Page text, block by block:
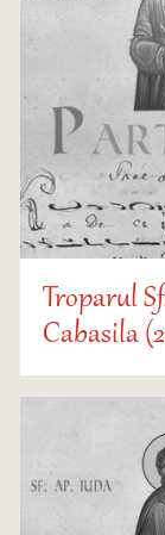
Troparul
Cabasila